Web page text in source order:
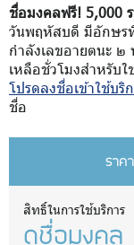
ชื่อมงคลฟรี! 5,000
วันพฤหัสบดี มีอักษร
กำลังเลขอายตนะ ๒
เหลือชั่วโมงสำหรับ
โปรดลงชื่อเข้าใช้บริ
ชื่อ
ราค
สิทธิ์ในการใช้บริการ
ดูชื่อมงคล